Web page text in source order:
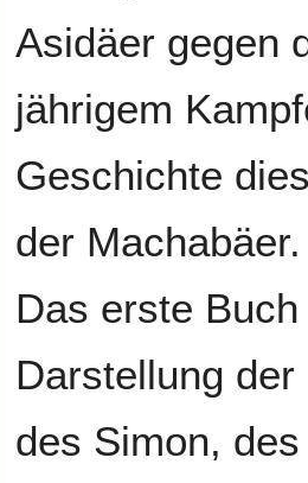
Asidäer gegen
jährigem
Geschichte
der Machabäer.
Das erste
Darstellung
des Simon,